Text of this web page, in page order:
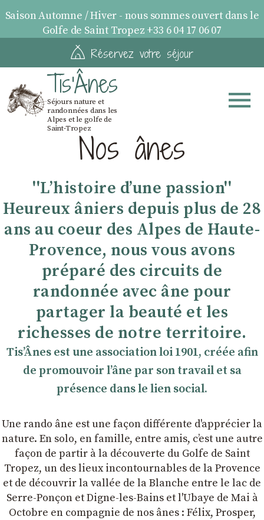
Saison Automne / Hiver - nous sommes ouvert dans le
Golfe de Saint Tropez +33 6 04 17 06 07
Réservez votre séjour
Tis'Ânes
Séjours nature et
randonnées dans les
Alpes et le golfe de
Saint-TropezNos ânes
''Lʼhistoire dʼune passion''
Heureux âniers depuis plus de 28
ans au coeur des Alpes de Haute-
Provence, nous vous avons
préparé des circuits de
randonnée avec âne pour
partager la beauté et les
richesses de notre territoire.
TisʼÂnes est une association loi 1901, créée afin
de promouvoir lʼâne par son travail et sa
présence dans le lien social.
Une rando âne est une façon différente d'apprécier la
nature. En solo, en famille, entre amis, cʼest une autre
façon de partir à la découverte du Golfe de Saint
Tropez, un des lieux incontournables de la Provence
et de découvrir la vallée de la Blanche entre le lac de
Serre-Ponçon et Digne-les-Bains et l'Ubaye de Mai à
Octobre en compagnie de nos ânes : Félix, Prosper,